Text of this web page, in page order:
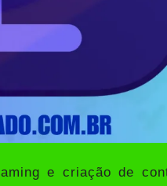
e criação de